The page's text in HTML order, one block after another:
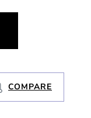
COMPARE